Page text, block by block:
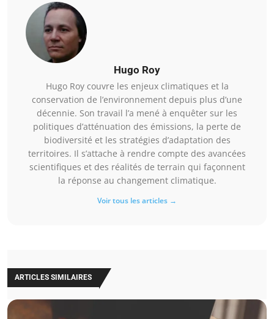
Hugo Roy
Hugo Roy couvre les enjeux climatiques et la
conservation de l’environnement depuis plus d’une
décennie. Son travail l’a mené à enquêter sur les
politiques d’atténuation des émissions, la perte de
biodiversité et les stratégies d’adaptation des
territoires. Il s’attache à rendre compte des avancées
scientifiques et des réalités de terrain qui façonnent
la réponse au changement climatique.
Voir tous les articles →
ARTICLES SIMILAIRES